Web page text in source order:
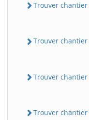
Trouver chantier
Trouver chantier
Trouver chantier
Trouver